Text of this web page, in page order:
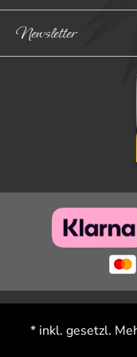
Newsletter
* inkl. gesetzl.